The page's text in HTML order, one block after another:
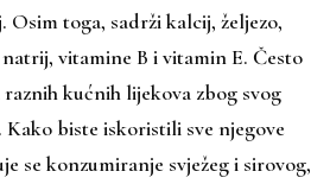
Osim toga, sadrži kalcij, željezo,
vitamine B i vitamin E. Često
kućnih lijekova zbog svog
biste iskoristili sve njegove
se konzumiranje svježeg i sirovog,